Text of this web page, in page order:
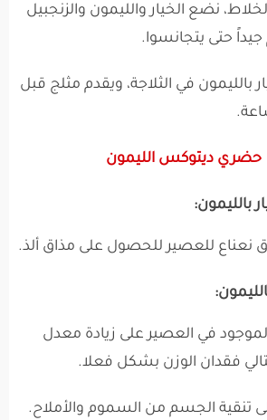
نضع الخيار والليمون والزنجبيل
حتى يتجانسوا.
بالليمون في الثلاجة، ويقدم مثلج قبل
حضري ديتوكس الليمون
بالليمون:
نعناع للعصير للحصول على مذاق ألذ.
في العصير على زيادة معدل
فقدان الوزن بشكل فعلا.
تنقية الجسم من السموم والأملاح.